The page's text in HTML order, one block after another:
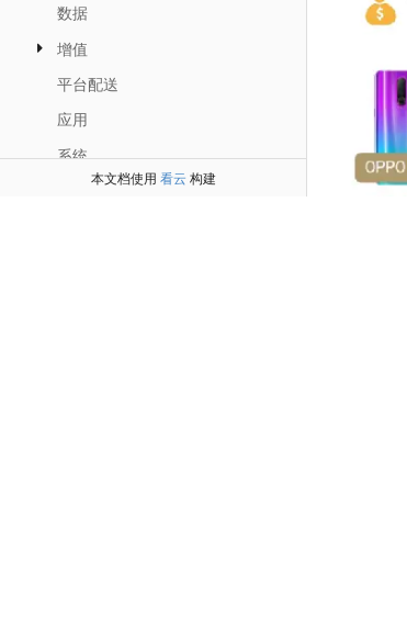
数据
增值
平台配送
应用
系统
常见问题
本文档使用 看云 构建